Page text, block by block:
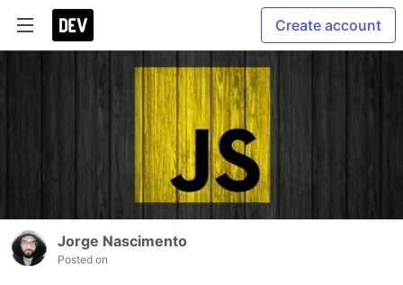
Create account
Jorge Nascimento
Posted on